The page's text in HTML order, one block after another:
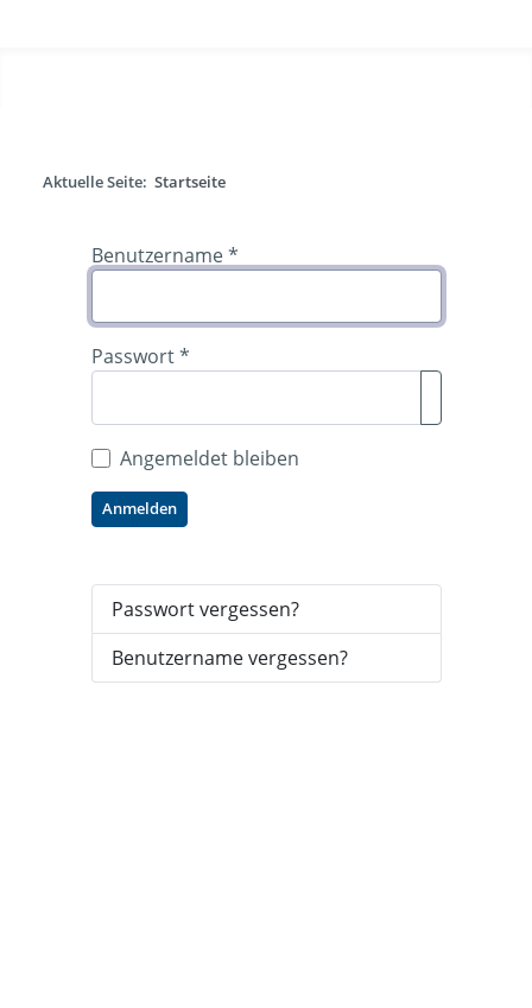
Aktuelle Seite: Startseite
Benutzername*
Passwort*
Angemeldet bleiben
Anmelden
Passwort vergessen?
Benutzername vergessen?